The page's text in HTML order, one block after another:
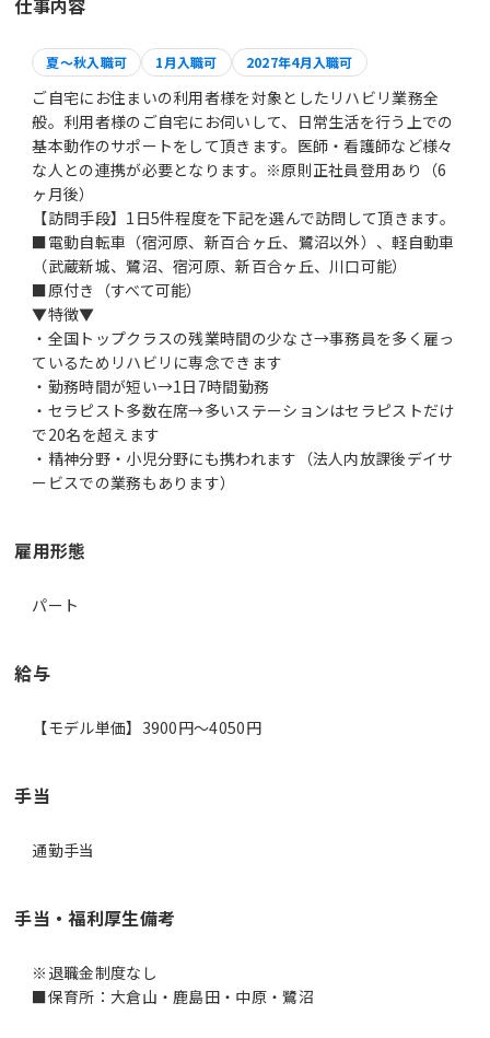
仕事内容
夏～秋入職可 1月入職可 2027年4月入職可
ご自宅にお住まいの利用者様を対象としたリハビリ業務全
般。利用者様のご自宅にお伺いして、日常生活を行う上での
基本動作のサポートをして頂きます。医師・看護師など様々
な人との連携が必要となります。※原則正社員登用あり（6
ヶ月後）
【訪問手段】1日5件程度を下記を選んで訪問して頂きます。
■電動自転車（宿河原、新百合ヶ丘、鷺沼以外）、軽自動車
（武蔵新城、鷺沼、宿河原、新百合ヶ丘、川口可能）
■原付き（すべて可能）
▼特徴▼
・全国トップクラスの残業時間の少なさ→事務員を多く雇っ
ているためリハビリに専念できます
・勤務時間が短い→1日7時間勤務
・セラピスト多数在席→多いステーションはセラピストだけ
で20名を超えます
・精神分野・小児分野にも携われます（法人内放課後デイサ
ービスでの業務もあります）
雇用形態
パート
給与
【モデル単価】3900円〜4050円
手当
通勤手当
手当・福利厚生備考
※退職金制度なし
■保育所：大倉山・鹿島田・中原・鷺沼